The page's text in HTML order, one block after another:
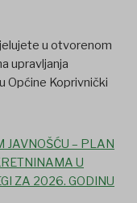
u otvorenom
upravljanja
Općine Koprivnički
JAVNOŠĆU – PLAN
U
ZA 2026. GODINU